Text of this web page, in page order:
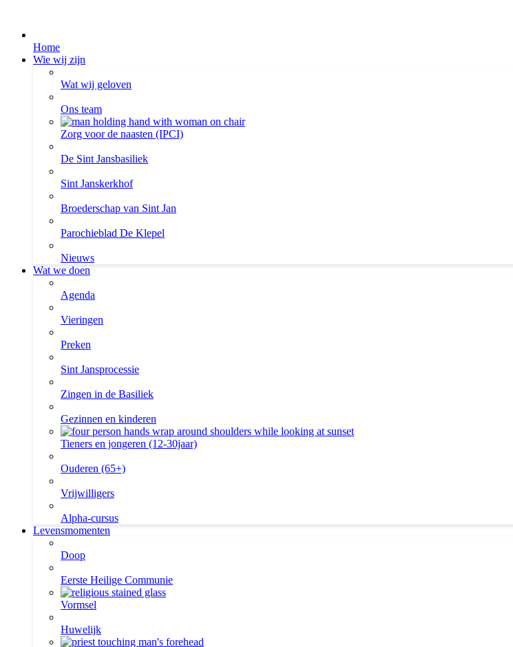
Home
Wie wij zijn
Wat wij geloven
Ons team
Zorg voor de naasten (IPCI)
De Sint Jansbasiliek
Sint Janskerkhof
Broederschap van Sint Jan
Parochieblad De Klepel
Nieuws
Wat we doen
Agenda
Vieringen
Preken
Sint Jansprocessie
Zingen in de Basiliek
Gezinnen en kinderen
Tieners en jongeren (12-30jaar)
Ouderen (65+)
Vrijwilligers
Alpha-cursus
Levensmomenten
Doop
Eerste Heilige Communie
Vormsel
Huwelijk